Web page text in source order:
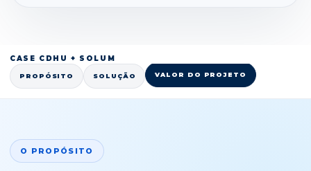
CASE CDHU + SOLUM
PROPÓSITO SOLUÇÃO VALOR DO PROJETO
O PROPÓSITO